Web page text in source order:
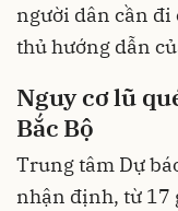
người dân cần đi
thủ hướng dẫn
Nguy cơ lũ
Bắc Bộ
Trung tâm Dự
nhận định, từ 17